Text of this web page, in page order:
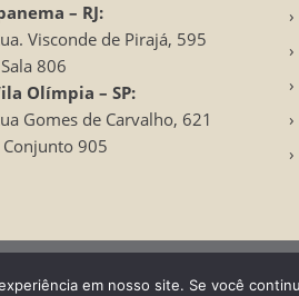
– RJ:
Visconde de Pirajá, 595
806
Olímpia – SP:
Gomes de Carvalho, 621
Conjunto 905
em nosso site. Se você